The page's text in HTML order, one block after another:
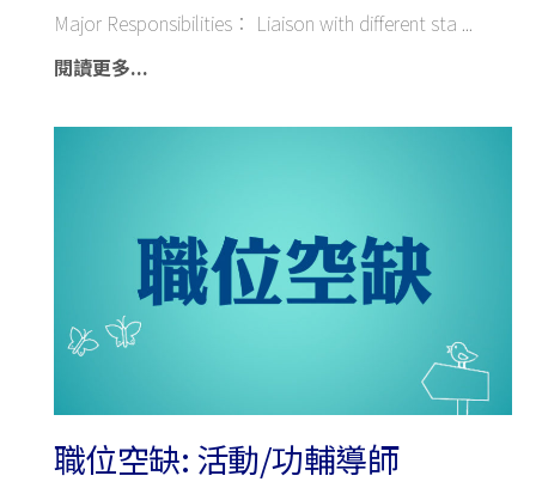
Major Responsibilities： Liaison with different sta
閱讀更多...
職位空缺: 活動/功輔導師